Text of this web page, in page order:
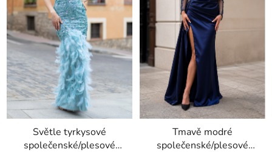
Světle tyrkysové
společenské/plesové
Tmavě modré
společenské/plesové